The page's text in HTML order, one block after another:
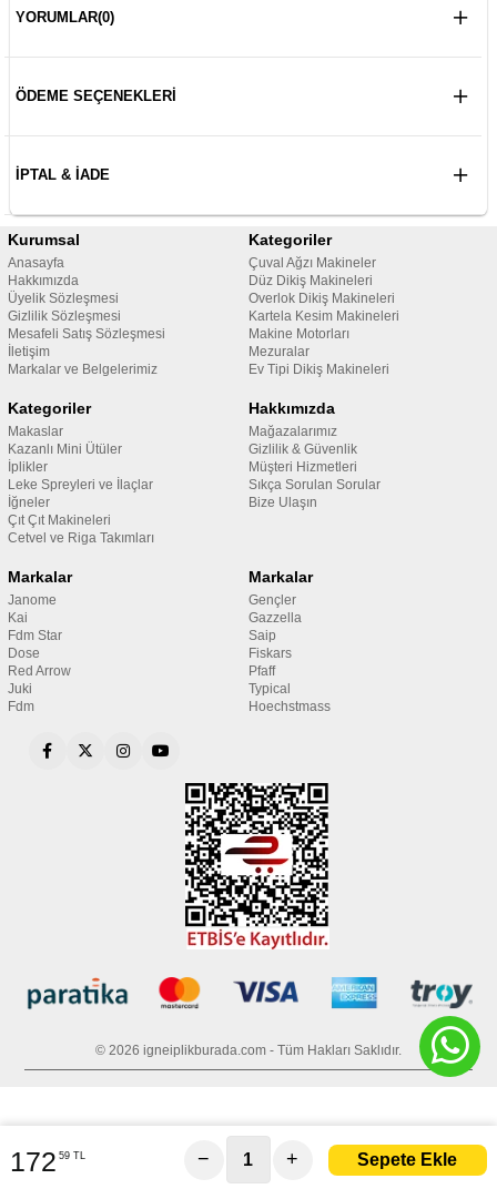
YORUMLAR(0)
ÖDEME SEÇENEKLERI
İPTAL & İADE
Kurumsal
Anasayfa
Hakkımızda
Üyelik Sözleşmesi
Gizlilik Sözleşmesi
Mesafeli Satış Sözleşmesi
İletişim
Markalar ve Belgelerimiz
Kategoriler
Çuval Ağzı Makineler
Düz Dikiş Makineleri
Overlok Dikiş Makineleri
Kartela Kesim Makineleri
Makine Motorları
Mezuralar
Ev Tipi Dikiş Makineleri
Kategoriler
Makaslar
Kazanlı Mini Ütüler
İplikler
Leke Spreyleri ve İlaçlar
İğneler
Çıt Çıt Makineleri
Cetvel ve Riga Takımları
Hakkımızda
Mağazalarımız
Gizlilik & Güvenlik
Müşteri Hizmetleri
Sıkça Sorulan Sorular
Bize Ulaşın
Markalar
Janome
Kai
Fdm Star
Dose
Red Arrow
Juki
Fdm
Markalar
Gençler
Gazzella
Saip
Fiskars
Pfaff
Typical
Hoechstmass
© 2026 igneiplikburada.com - Tüm Hakları Saklıdır.
172 59 TL − +